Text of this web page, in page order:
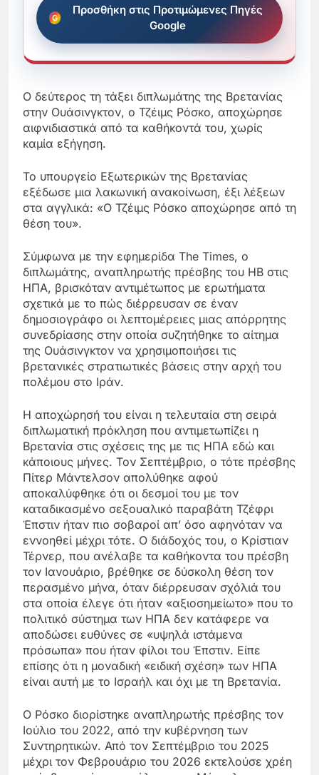
Προσθήκη στις Προτιμώμενες Πηγές
Google
Ο δεύτερος τη τάξει διπλωμάτης της Βρετανίας
στην Ουάσινγκτον, ο Τζέιμς Ρόσκο, αποχώρησε
αιφνιδιαστικά από τα καθήκοντά του, χωρίς
καμία εξήγηση.
Το υπουργείο Εξωτερικών της Βρετανίας
εξέδωσε μια λακωνική ανακοίνωση, έξι λέξεων
στα αγγλικά: «Ο Τζέιμς Ρόσκο αποχώρησε από τη
θέση του».
Σύμφωνα με την εφημερίδα The Times, ο
διπλωμάτης, αναπληρωτής πρέσβης του ΗΒ στις
ΗΠΑ, βρισκόταν αντιμέτωπος με ερωτήματα
σχετικά με το πώς διέρρευσαν σε έναν
δημοσιογράφο οι λεπτομέρειες μιας απόρρητης
συνεδρίασης στην οποία συζητήθηκε το αίτημα
της Ουάσινγκτον να χρησιμοποιήσει τις
βρετανικές στρατιωτικές βάσεις στην αρχή του
πολέμου στο Ιράν.
Η αποχώρησή του είναι η τελευταία στη σειρά
διπλωματική πρόκληση που αντιμετωπίζει η
Βρετανία στις σχέσεις της με τις ΗΠΑ εδώ και
κάποιους μήνες. Τον Σεπτέμβριο, ο τότε πρέσβης
Πίτερ Μάντελσον απολύθηκε αφού
αποκαλύφθηκε ότι οι δεσμοί του με τον
καταδικασμένο σεξουαλικό παραβάτη Τζέφρι
Έπστιν ήταν πιο σοβαροί απ’ όσο αφηνόταν να
εννοηθεί μέχρι τότε. Ο διάδοχός του, ο Κρίστιαν
Τέρνερ, που ανέλαβε τα καθήκοντα του πρέσβη
τον Ιανουάριο, βρέθηκε σε δύσκολη θέση τον
περασμένο μήνα, όταν διέρρευσαν σχόλιά του
στα οποία έλεγε ότι ήταν «αξιοσημείωτο» που το
πολιτικό σύστημα των ΗΠΑ δεν κατάφερε να
αποδώσει ευθύνες σε «υψηλά ιστάμενα
πρόσωπα» που ήταν φίλοι του Έπστιν. Είπε
επίσης ότι η μοναδική «ειδική σχέση» των ΗΠΑ
είναι αυτή με το Ισραήλ και όχι με τη Βρετανία.
Ο Ρόσκο διορίστηκε αναπληρωτής πρέσβης τον
Ιούλιο του 2022, από την κυβέρνηση των
Συντηρητικών. Από τον Σεπτέμβριο του 2025
μέχρι τον Φεβρουάριο του 2026 εκτελούσε χρέη